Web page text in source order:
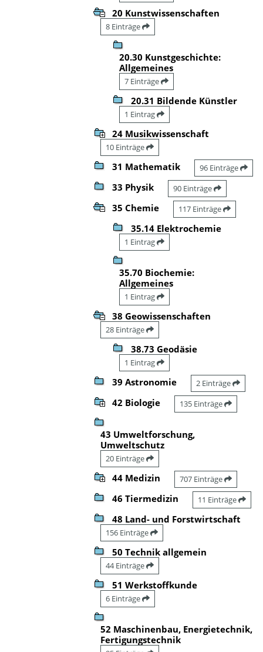
20 Kunstwissenschaften
8 Einträge
20.30 Kunstgeschichte:
Allgemeines
7 Einträge
20.31 Bildende Künstler
1 Eintrag
24 Musikwissenschaft
10 Einträge
31 Mathematik 96 Einträge
33 Physik 90 Einträge
35 Chemie 117 Einträge
35.14 Elektrochemie
1 Eintrag
35.70 Biochemie:
Allgemeines
1 Eintrag
38 Geowissenschaften
28 Einträge
38.73 Geodäsie
1 Eintrag
39 Astronomie 2 Einträge
42 Biologie 135 Einträge
43 Umweltforschung,
Umweltschutz
20 Einträge
44 Medizin 707 Einträge
46 Tiermedizin 11 Einträge
48 Land- und Forstwirtschaft
156 Einträge
50 Technik allgemein
44 Einträge
51 Werkstoffkunde
6 Einträge
52 Maschinenbau, Energietechnik,
Fertigungstechnik